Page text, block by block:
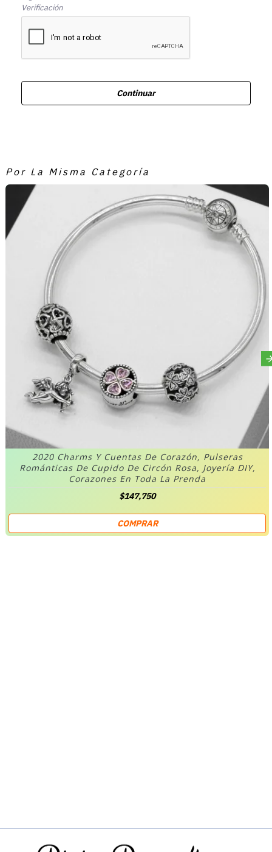
Verificación
Continuar
Por La Misma Categoría
2020 Charms Y Cuentas De Corazón, Pulseras
Románticas De Cupido De Circón Rosa, Joyería DIY,
Corazones En Toda La Prenda
$147,750
COMPRAR